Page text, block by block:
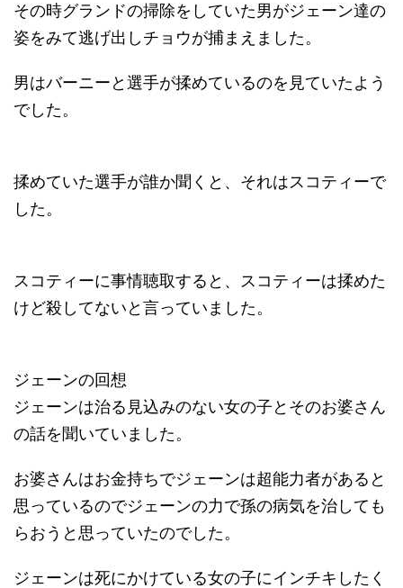
その時グランドの掃除をしていた男がジェーン達の
姿をみて逃げ出しチョウが捕まえました。
男はバーニーと選手が揉めているのを見ていたよう
でした。
揉めていた選手が誰か聞くと、それはスコティーで
した。
スコティーに事情聴取すると、スコティーは揉めた
けど殺してないと言っていました。
ジェーンの回想
ジェーンは治る見込みのない女の子とそのお婆さん
の話を聞いていました。
お婆さんはお金持ちでジェーンは超能力者があると
思っているのでジェーンの力で孫の病気を治しても
らおうと思っていたのでした。
ジェーンは死にかけている女の子にインチキしたく